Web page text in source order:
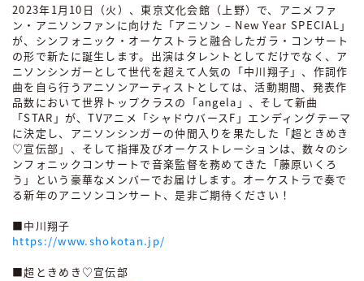
2023年1月10日（火）、東京文化会館（上野）で、アニメファ
ン・アニソンファンに向けた「アニソン – New Year SPECIAL」
が、シンフォニック・オーケストラと融合したガラ・コンサート
の形で新たに誕生します。出演はタレントとしてだけでなく、ア
ニソンシンガーとして世代を超えて人気の「中川翔子」、作詞作
曲を自ら行うアニソンアーティストとしては、活動期間、発表作
品数において世界トップクラスの「angela」、そして新曲
「STAR」が、TVアニメ「シャドウバースF」エンディングテーマ
に決定し、アニソンシンガーの仲間入りを果たした「超ときめき
♡宣伝部」、そして指揮及びオーケストレーションは、数々のシ
ンフォニックコンサートで音楽監督を務めてきた「藤原いくろ
う」という豪華なメンバーでお届けします。オーケストラで奏で
る新年のアニソンコンサート、是非ご期待ください！
■中川翔子
https://www.shokotan.jp/
■超ときめき♡宣伝部